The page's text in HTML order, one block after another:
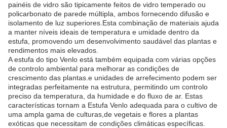
painéis de vidro são tipicamente feitos de vidro temperado ou
policarbonato de parede múltipla, ambos fornecendo difusão e
isolamento de luz superiores.Esta combinação de materiais ajuda
a manter níveis ideais de temperatura e umidade dentro da
estufa, promovendo um desenvolvimento saudável das plantas e
rendimentos mais elevados.
A estufa do tipo Venlo está também equipada com várias opções
de controlo ambiental para melhorar as condições de
crescimento das plantas.e unidades de arrefecimento podem ser
integradas perfeitamente na estrutura, permitindo um controlo
preciso da temperatura, da humidade e do fluxo de ar. Estas
características tornam a Estufa Venlo adequada para o cultivo de
uma ampla gama de culturas,de vegetais e flores a plantas
exóticas que necessitam de condições climáticas específicas.